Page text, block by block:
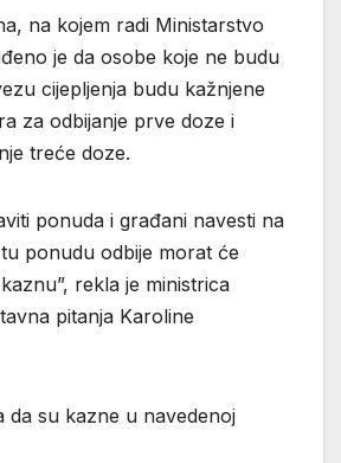
na kojem radi Ministarstvo
je da osobe koje ne budu
cijepljenja budu kažnjene
za odbijanje prve doze i
treće doze.
ponuda i građani navesti na
ponudu odbije morat će
rekla je ministrica
pitanja Karoline
da su kazne u navedenoj